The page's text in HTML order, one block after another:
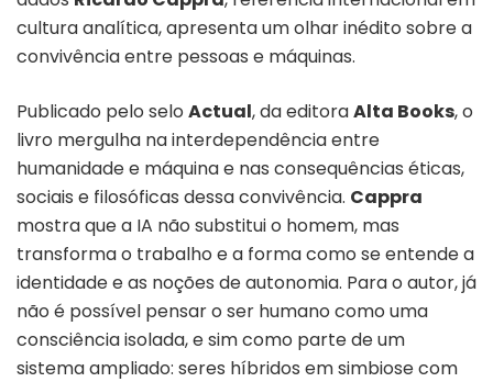
cultura analítica, apresenta um olhar inédito sobre a
convivência entre pessoas e máquinas.
Publicado pelo selo Actual, da editoraAlta Books, o
livro mergulha na interdependência entre
humanidade e máquina e nas consequências éticas,
sociais e filosóficas dessa convivência. Cappra
mostra que a IA não substitui o homem, mas
transforma o trabalho e a forma como se entende a
identidade e as noções de autonomia. Para o autor, já
não é possível pensar o ser humano como uma
consciência isolada, e sim como parte de um
sistema ampliado: seres híbridos em simbiose com